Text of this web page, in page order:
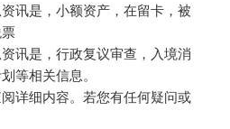
讯是，小额资产，在留卡，被
讯是，行政复议审查，入境消
等相关信息。
详细内容。若您有任何疑问或